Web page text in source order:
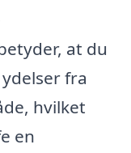
at du
fra
hvilket
en